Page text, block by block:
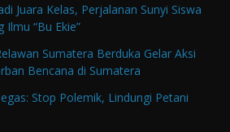
Juara Kelas, Perjalanan Sunyi Siswa
“Bu Ekie”
Sumatera Berduka Gelar Aksi
Bencana di Sumatera
Stop Polemik, Lindungi Petani